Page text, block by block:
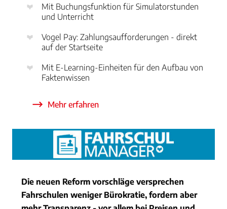
Mit Buchungsfunktion für Simulatorstunden
und Unterricht
Vogel Pay: Zahlungsaufforderungen - direkt
auf der Startseite
Mit E-Learning-Einheiten für den Aufbau von
Faktenwissen
Mehr erfahren
Die neuen Reform vorschläge versprechen
Fahrschulen weniger Bürokratie, fordern aber